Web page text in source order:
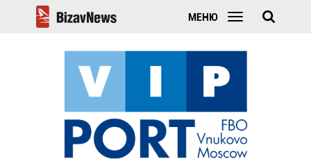
МЕНЮ